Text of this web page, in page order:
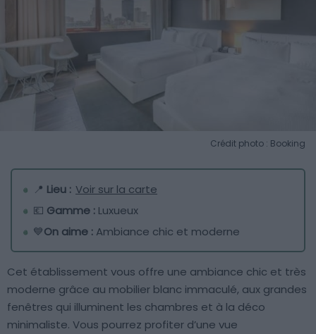
Crédit photo : Booking
📍 Lieu : Voir sur la carte
💶 Gamme : Luxueux
💙On aime : Ambiance chic et moderne
Cet établissement vous offre une ambiance chic et très
moderne grâce au mobilier blanc immaculé, aux grandes
fenêtres qui illuminent les chambres et à la déco
minimaliste. Vous pourrez profiter d’une vue